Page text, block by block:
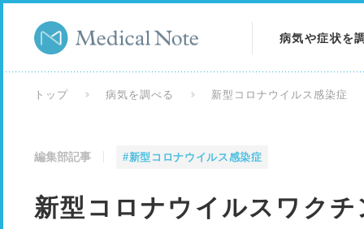
病気や症状を
トップ 病気を調べる 新型コロナウイルス感染症
編集部記事 #新型コロナウイルス感染症
新型コロナウイルスワク